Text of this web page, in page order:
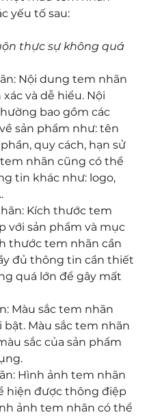
yếu tố sau:
thực sự không quá
Nội dung tem nhãn
và dễ hiểu. Nội
bao gồm các
sản phẩm như: tên
quy cách, hạn sử
nhãn cũng có thể
tin khác như: logo,
Kích thước tem
với sản phẩm và mục
thước tem nhãn cần
đủ thông tin cần thiết
quá lớn để gây mất
Màu sắc tem nhãn
bật. Màu sắc tem nhãn
sắc của sản phẩm
Hình ảnh tem nhãn
hiện được thông điệp
ảnh tem nhãn có thể